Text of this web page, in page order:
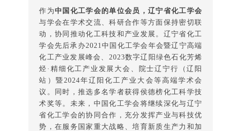
作为中国化工学会的单位会员，辽宁省化工学会
与学会在学术交流、科研合作等方面保持密切联
动，协同推动化工科技和产业发展。辽宁省化工
学会先后承办2021中国化工学会年会暨辽宁高端
化工产业发展峰会、2023数字辽阳绿色石化芳烯
烃·精细化工产业发展大会、院士辽宁行（辽阳
站）暨2024年辽阳化工产业大会等高端学术会
议。同时，推选多名学者获得侯德榜化工科学技
术奖等。未来，中国化工学会将继续深化与辽宁
省化工学会的协同合作，充分发挥产业与科技优
势，在服务国家重大战略、培育新质生产力和加